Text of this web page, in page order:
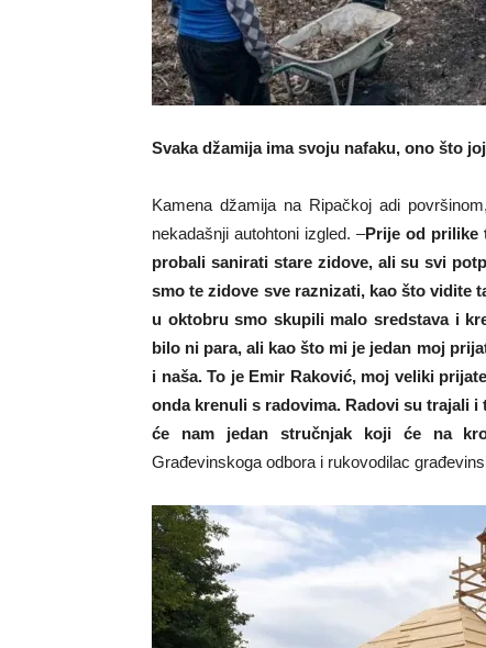
Svaka džamija ima svoju nafaku, ono što
Kamena džamija na Ripačkoj adi
nekadašnji autohtoni izgled. –Prije od prilike
probali sanirati stare zidove, ali su svi
smo te zidove sve raznizati, kao što vidite
u oktobru smo skupili malo sredstava i
bilo ni para, ali kao što mi je jedan moj
i naša. To je Emir Raković, moj veliki
onda krenuli s radovima. Radovi su trajali
će nam jedan stručnjak koji će na
Građevinskoga odbora i rukovodilac